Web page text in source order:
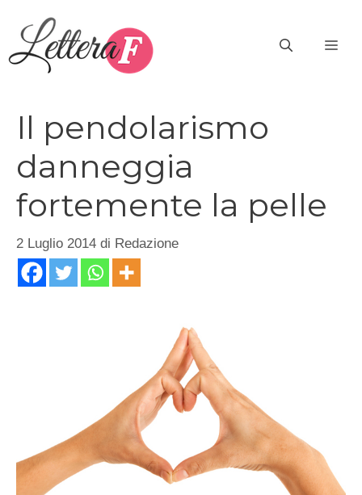
contenuto
Il pendolarismo
danneggia
fortemente la pelle
2 Luglio 2014 di Redazione